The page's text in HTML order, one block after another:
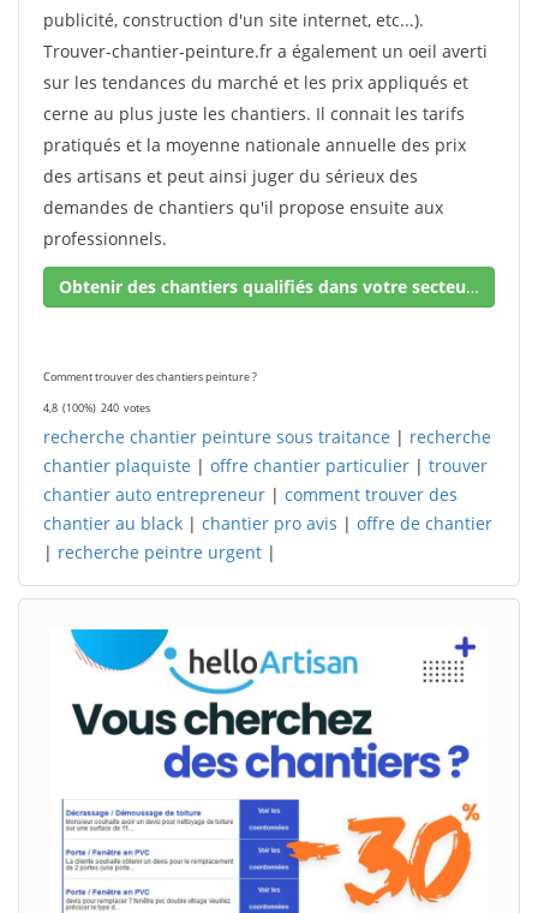
publicité, construction d'un site internet, etc...).
Trouver-chantier-peinture.fr a également un oeil averti
sur les tendances du marché et les prix appliqués et
cerne au plus juste les chantiers. Il connait les tarifs
pratiqués et la moyenne nationale annuelle des prix
des artisans et peut ainsi juger du sérieux des
demandes de chantiers qu'il propose ensuite aux
professionnels.
Obtenir des chantiers qualifiés dans votre secteur !
Comment trouver des chantiers peinture ?
4,8 (100%) 240 votes
recherche chantier peinture sous traitance | recherche
chantier plaquiste | offre chantier particulier | trouver
chantier auto entrepreneur | comment trouver des
chantier au black | chantier pro avis | offre de chantier
| recherche peintre urgent |